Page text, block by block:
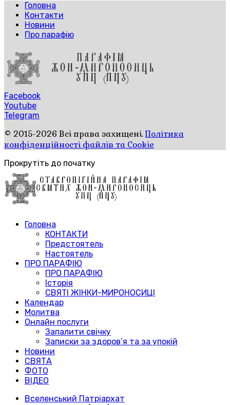
Головна
Контакти
Новини
Про парафію
Facebook
Youtube
Telegram
© 2015-2026 Всі права захищені.Політика
конфіденційності файлів та Cookie
Прокрутіть до початку
Головна
КОНТАКТИ
Предстоятель
Настоятель
ПРО ПАРАФІЮ
ПРО ПАРАФІЮ
Історія
СВЯТІ ЖІНКИ-МИРОНОСИЦІ
Календар
Молитва
Онлайн послуги
Запалити свічку
Записки за здоров’я та за упокій
Новини
СВЯТА
ФОТО
ВІДЕО
Вселенський Патріархат